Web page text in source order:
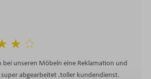
bei unseren Möbeln eine Reklamation und
abgearbeitet .toller kundendienst.